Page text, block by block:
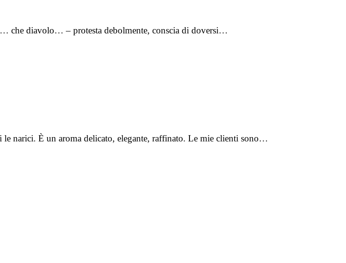
che diavolo… – protesta debolmente, conscia di doversi…
narici. È un aroma delicato, elegante, raffinato. Le mie clienti sono…